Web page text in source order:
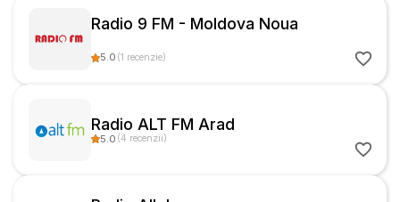
Radio 9 FM - Moldova Noua
5.0 (1 recenzie)
Radio ALT FM Arad
5.0 (4 recenzii)